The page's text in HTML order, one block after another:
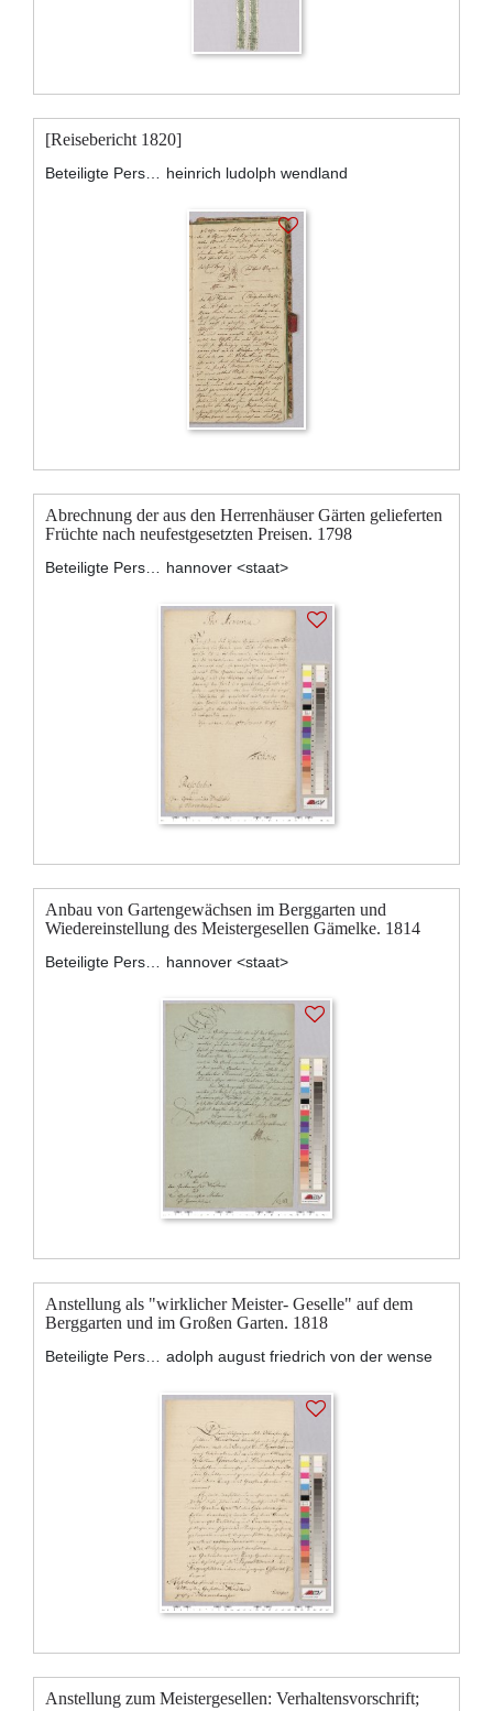
[Reisebericht 1820]
heinrich ludolph wendland
Abrechnung der aus den Herrenhäuser Gärten gelieferten
Früchte nach neufestgesetzten Preisen. 1798
hannover <staat>
Anbau von Gartengewächsen im Berggarten und
Wiedereinstellung des Meistergesellen Gämelke. 1814
hannover <staat>
Anstellung als "wirklicher Meister- Geselle" auf dem
Berggarten und im Großen Garten. 1818
adolph august friedrich von der wense
Anstellung zum Meistergesellen: Verhaltensvorschrift;